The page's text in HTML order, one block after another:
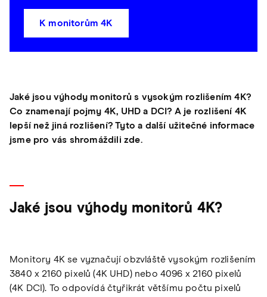
K monitorům 4K
Jaké jsou výhody monitorů s vysokým rozlišením 4K?
Co znamenají pojmy 4K, UHD a DCI? A je rozlišení 4K
lepší než jiná rozlišení? Tyto a další užitečné informace
jsme pro vás shromáždili zde.
Jaké jsou výhody monitorů 4K?
Monitory 4K se vyznačují obzvláště vysokým rozlišením
3840 x 2160 pixelů (4K UHD) nebo 4096 x 2160 pixelů
(4K DCI). To odpovídá čtyřikrát většímu počtu pixelů